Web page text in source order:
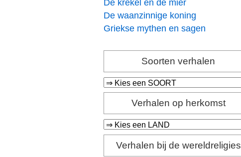
De krekel en de mier
De waanzinnige koning
Griekse mythen en sagen
Soorten verhalen
Verhalen op herkomst
Verhalen bij de wereldreligies